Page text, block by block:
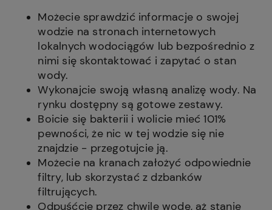
Możecie sprawdzić informacje o swojej
wodzie na stronach internetowych
lokalnych wodociągów lub bezpośrednio z
nimi się skontaktować i zapytać o stan
wody.
Wykonajcie swoją własną analizę wody. Na
rynku dostępny są gotowe zestawy.
Boicie się bakterii i wolicie mieć 101%
pewności, że nic w tej wodzie się nie
znajdzie - przegotujcie ją.
Możecie na kranach założyć odpowiednie
filtry, lub skorzystać z dzbanków
filtrujących.
Odpuśćcie przez chwilę wodę, aż stanie